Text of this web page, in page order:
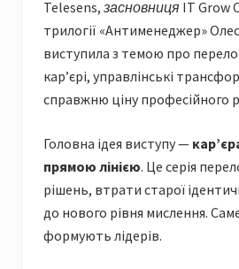
Telesens, засновниця IT Grow
трилогії «Антименеджер»
виступила з темою про
кар’єрі, управлінські
справжню ціну професійного
Головна ідея виступу —
прямою лінією. Це серія
рішень, втрати старої
до нового рівня мислення.
формують лідерів.